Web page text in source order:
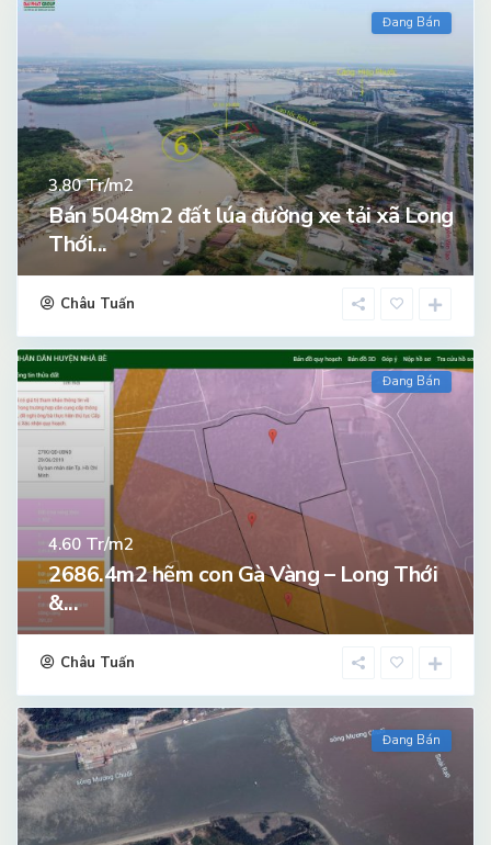
Đang Bán
3.80Tr/m2
Bán 5048m2 đất lúa đường xe tải xã Long
Thới...
Châu Tuấn
Đang Bán
4.60 Tr/m2
2686.4m2 hẽm con Gà Vàng – Long Thới
&...
Châu Tuấn
Đang Bán